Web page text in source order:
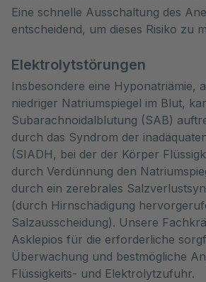
Eine schnelle Ausschaltung des
entscheidend, um dieses Risiko zu
Elektrolytstörungen
Insbesondere eine Hyponatriämie,
niedriger Natriumspiegel im Blut,
Subarachnoidalblutung (SAB)
durch das Syndrom der
(SIADH, bei der der Körper
durch Verdünnung den
durch ein zerebrales
(durch Hirnschädigung
Salzausscheidung). Unsere
Asklepios für die erforderliche
Überwachung und bestmögliche
Flüssigkeits- und Elektrolytzufuhr.